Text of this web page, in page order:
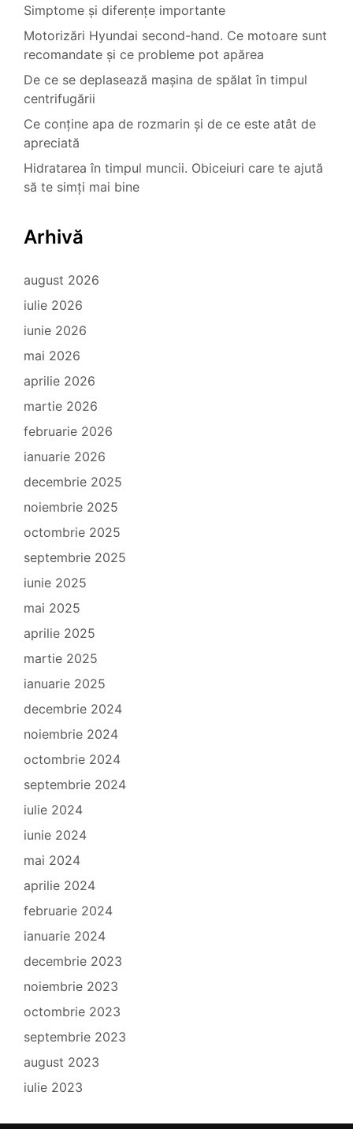
Simptome și diferențe importante
Motorizări Hyundai second-hand. Ce motoare sunt
recomandate și ce probleme pot apărea
De ce se deplasează mașina de spălat în timpul
centrifugării
Ce conține apa de rozmarin și de ce este atât de
apreciată
Hidratarea în timpul muncii. Obiceiuri care te ajută
să te simți mai bine
Arhivă
august 2026
iulie 2026
iunie 2026
mai 2026
aprilie 2026
martie 2026
februarie 2026
ianuarie 2026
decembrie 2025
noiembrie 2025
octombrie 2025
septembrie 2025
iunie 2025
mai 2025
aprilie 2025
martie 2025
ianuarie 2025
decembrie 2024
noiembrie 2024
octombrie 2024
septembrie 2024
iulie 2024
iunie 2024
mai 2024
aprilie 2024
februarie 2024
ianuarie 2024
decembrie 2023
noiembrie 2023
octombrie 2023
septembrie 2023
august 2023
iulie 2023